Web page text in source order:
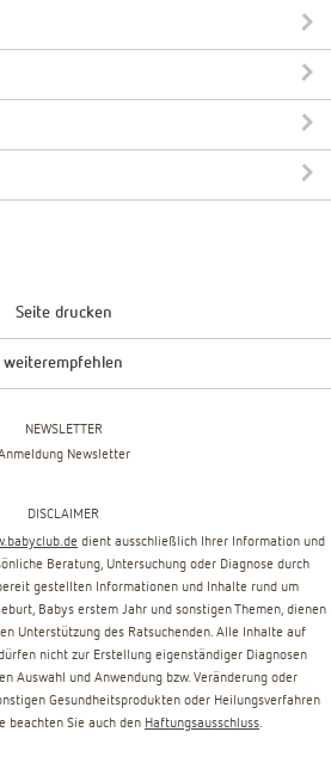
Seite drucken
weiterempfehlen
NEWSLETTER
Newsletter
DISCLAIMER
dient ausschließlich Ihrer Information und
Beratung, Untersuchung oder Diagnose durch
gestellten Informationen und Inhalte rund um
Babys erstem Jahr und sonstigen Themen, dienen
Unterstützung des Ratsuchenden. Alle Inhalte auf
nicht zur Erstellung eigenständiger Diagnosen
Auswahl und Anwendung bzw. Veränderung oder
Gesundheitsprodukten oder Heilungsverfahren
beachten Sie auch den Haftungsausschluss.